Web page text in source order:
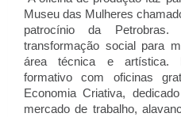
Museu das Mulheres
patrocínio da
transformação social para
área técnica e artística.
formativo com oficinas
Economia Criativa,
mercado de trabalho,